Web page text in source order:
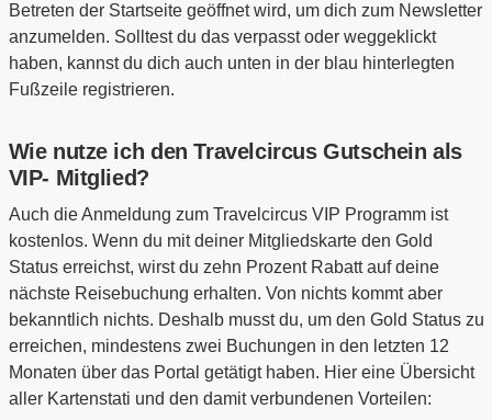
Betreten der Startseite geöffnet wird, um dich zum Newsletter
anzumelden. Solltest du das verpasst oder weggeklickt
haben, kannst du dich auch unten in der blau hinterlegten
Fußzeile registrieren.
Wie nutze ich den Travelcircus Gutschein als
VIP- Mitglied?
Auch die Anmeldung zum Travelcircus VIP Programm ist
kostenlos. Wenn du mit deiner Mitgliedskarte den Gold
Status erreichst, wirst du zehn Prozent Rabatt auf deine
nächste Reisebuchung erhalten. Von nichts kommt aber
bekanntlich nichts. Deshalb musst du, um den Gold Status zu
erreichen, mindestens zwei Buchungen in den letzten 12
Monaten über das Portal getätigt haben. Hier eine Übersicht
aller Kartenstati und den damit verbundenen Vorteilen: